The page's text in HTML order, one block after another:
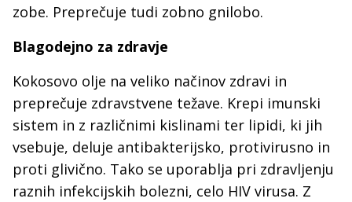
zobe. Preprečuje tudi zobno gnilobo.
Blagodejno za zdravje
Kokosovo olje na veliko načinov zdravi in
preprečuje zdravstvene težave. Krepi imunski
sistem in z različnimi kislinami ter lipidi, ki jih
vsebuje, deluje antibakterijsko, protivirusno in
proti glivično. Tako se uporablja pri zdravljenju
raznih infekcijskih bolezni, celo HIV virusa. Z